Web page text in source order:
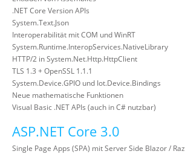
.NET Core Version APIs
System.Text.Json
Interoperabilität mit COM und WinRT
System.Runtime.InteropServices.NativeLibrary
HTTP/2 in System.Net.Http.HttpClient
TLS 1.3 + OpenSSL 1.1.1
System.Device.GPIO und Iot.Device.Bindings
Neue mathematische Funktionen
Visual Basic .NET APIs (auch in C# nutzbar)
ASP.NET Core 3.0
Single Page Apps (SPA) mit Server Side Blazor /